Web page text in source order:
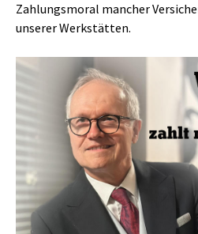
Zahlungsmoral mancher
unserer Werkstätten.